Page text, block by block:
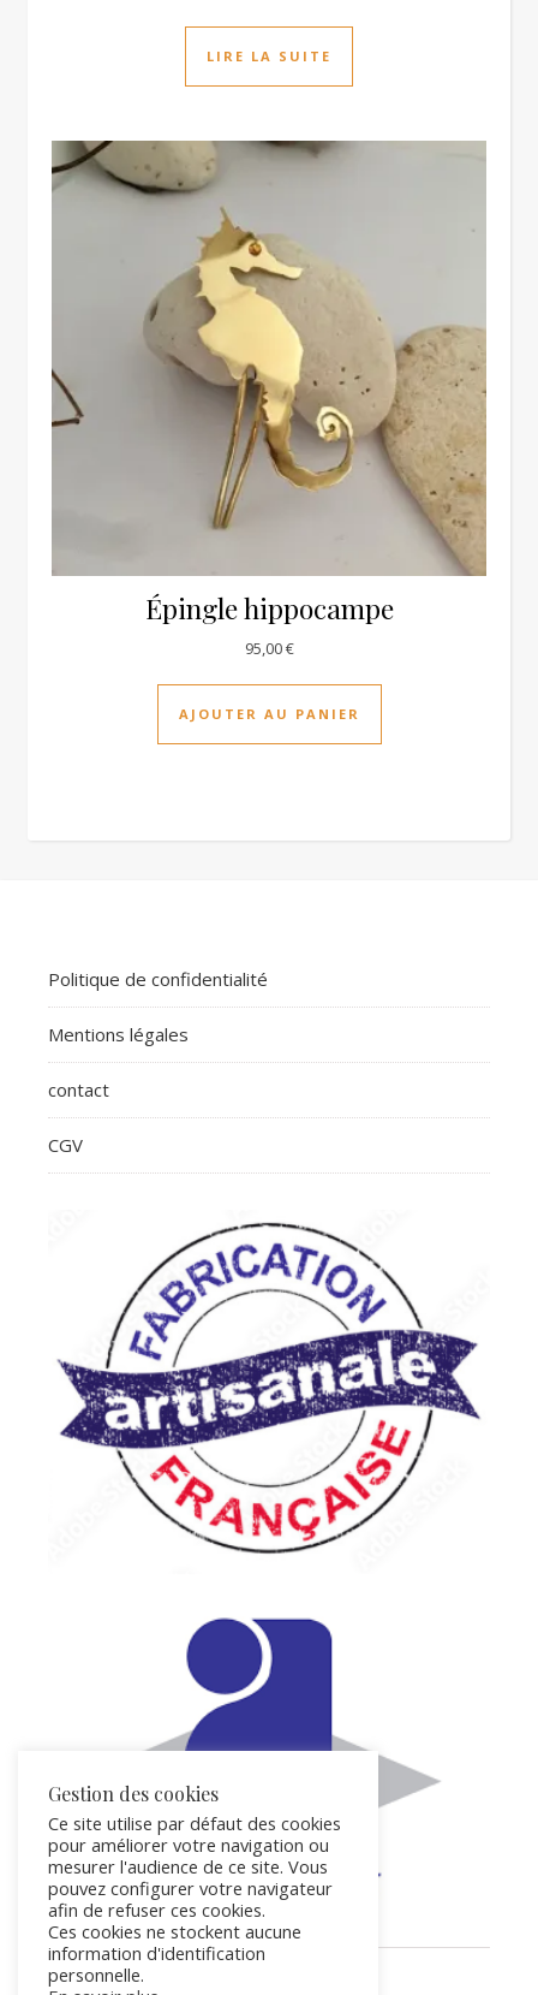
LIRE LA SUITE
Épingle hippocampe
95,00€
AJOUTER AU PANIER
Politique de confidentialité
Mentions légales
contact
CGV
Gestion des cookies
Ce site utilise par défaut des cookies
pour améliorer votre navigation ou
mesurer l'audience de ce site. Vous
pouvez configurer votre navigateur
afin de refuser ces cookies.
Ces cookies ne stockent aucune
information d'identification
personnelle.